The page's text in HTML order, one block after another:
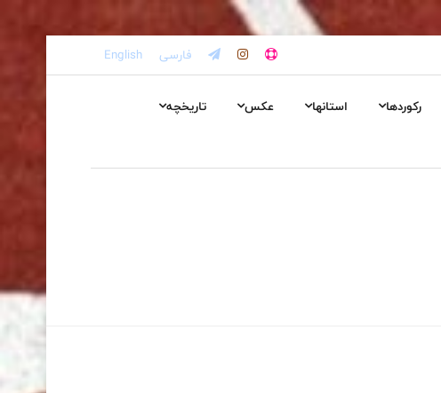
فارسی English
رکوردها استانها عکس تاریخچه